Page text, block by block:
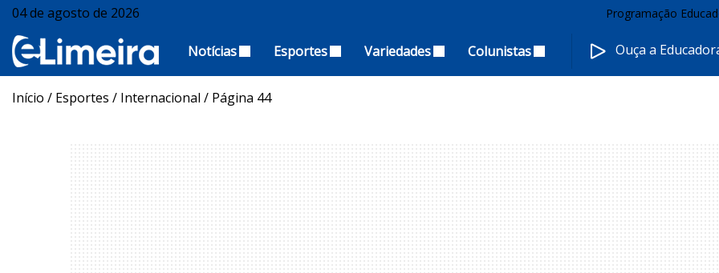
04 de agosto de 2026 Programação
Notícias Esportes Variedades Colunistas Ouça a
Início / Esportes / Internacional / Página 44